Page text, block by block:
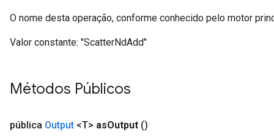
O nome desta operação, conforme conhecido pelo motor
Valor constante: "ScatterNdAdd"
Métodos Públicos
pública Output <T> asOutput ()